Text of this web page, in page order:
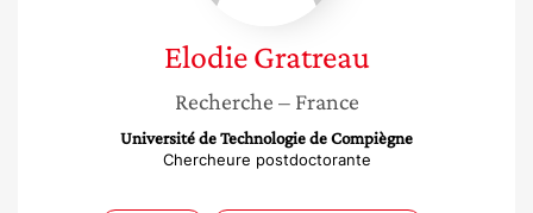
Elodie Gratreau
Recherche – France
Université de Technologie de Compiègne
Chercheure postdoctorante